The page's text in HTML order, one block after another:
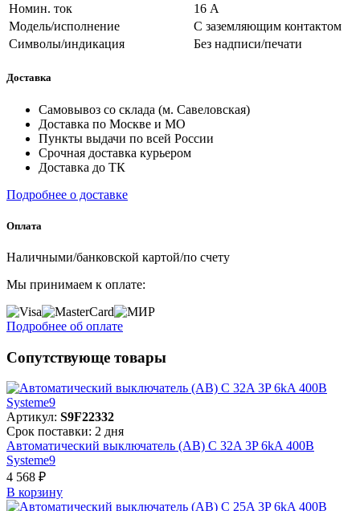
Номин. ток
16 А
Модель/исполнение
С заземляющим контактом
Символы/индикация
Без надписи/печати
Доставка
Самовывоз со склада (м. Савеловская)
Доставка по Москве и МО
Пункты выдачи по всей России
Срочная доставка курьером
Доставка до ТК
Подробнее о доставке
Оплата
Наличными/банковской картой/по счету
Мы принимаем к оплате:
Подробнее об оплате
Сопутствующе товары
Артикул: S9F22332
Срок поставки: 2 дня
Автоматический выключатель (АВ) C 32A 3P 6kA 400В
Systeme9
4 568 ₽
В корзинy